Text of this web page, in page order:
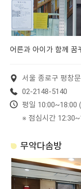
어른과 아이가 함께 꿈
서울 종로구 평창
02-2148-5140
평일 10:00~18:00
※ 점심시간
무악다솜방